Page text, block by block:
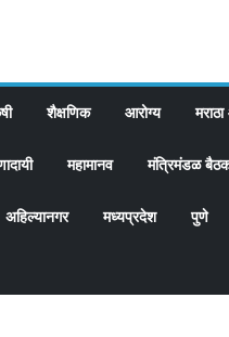
शैक्षणिक आरोग्य
महामानव मंत्रिमंडळ
अहिल्यानगर मध्यप्रदेश पुणे